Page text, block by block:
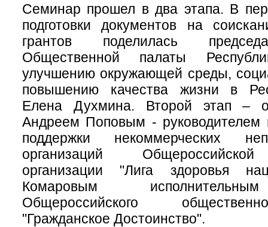
Семинар прошел в два этапа. В
подготовки документов на
грантов поделилась
Общественной палаты
улучшению окружающей среды,
повышению качества жизни в
Елена Духмина. Второй этап –
Андреем Поповым - руководителем
поддержки некоммерческих
организаций
организации "Лига здоровья
Комаровым
Общероссийского
"Гражданское Достоинство".